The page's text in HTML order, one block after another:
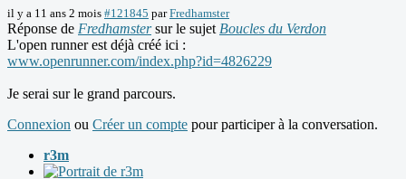
il y a 11 ans 2 mois #121845 parFredhamster
Réponse de Fredhamstersur le sujet Boucles du Verdon
L'open runner est déjà créé ici :
www.openrunner.com/index.php?id=4826229
Je serai sur le grand parcours.
Connexion ou Créer un compte pour participer à la conversation.
r3m